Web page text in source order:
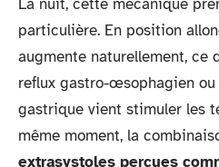
La nuit, cette mécanique
particulière. En position
augmente naturellement,
reflux gastro-œsophagien
gastrique vient stimuler les
même moment, la
extrasystoles perçues